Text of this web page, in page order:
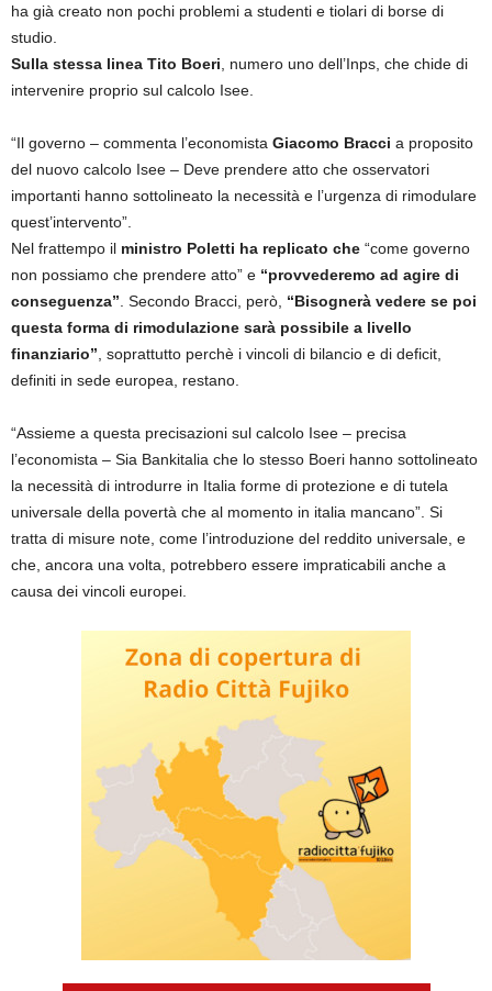
ha già creato non pochi problemi a studenti e tiolari di borse di
studio.
Sulla stessa linea Tito Boeri , numero uno dell’Inps, che chide di
intervenire proprio sul calcolo Isee.
“Il governo – commenta l’economista Giacomo Bracci a proposito
del nuovo calcolo Isee – Deve prendere atto che osservatori
importanti hanno sottolineato la necessità e l’urgenza di rimodulare
quest’intervento”.
Nel frattempo il ministro Poletti ha replicato che “come governo
non possiamo che prendere atto” e “provvederemo ad agire di
conseguenza” . Secondo Bracci, però, “Bisognerà vedere se poi
questa forma di rimodulazione sarà possibile a livello
finanziario” , soprattutto perchè i vincoli di bilancio e di deficit,
definiti in sede europea, restano.
“Assieme a questa precisazioni sul calcolo Isee – precisa
l’economista – Sia Bankitalia che lo stesso Boeri hanno sottolineato
la necessità di introdurre in Italia forme di protezione e di tutela
universale della povertà che al momento in italia mancano”. Si
tratta di misure note, come l’introduzione del reddito universale, e
che, ancora una volta, potrebbero essere impraticabili anche a
causa dei vincoli europei.